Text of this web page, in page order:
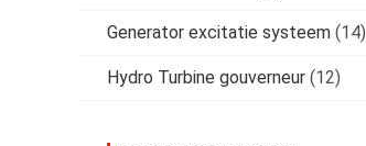
Generator excitatie systeem (14)
Hydro Turbine gouverneur (12)